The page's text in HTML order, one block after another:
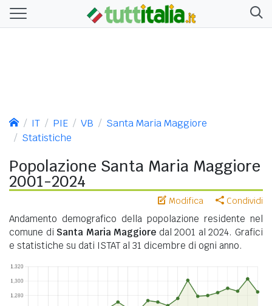
IT PIE VB
Santa Maria Maggiore
Statistiche
Popolazione Santa Maria Maggiore
2001-2024
Modifica Condividi
Andamento demografico della popolazione residente nel
comune di Santa Maria Maggiore dal 2001 al 2024. Grafici
e statistiche su dati ISTAT al 31 dicembre di ogni anno.